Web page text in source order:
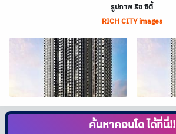
รูปภาพ ริช ซิตี้
RICH CITY images
ค้นหาคอนโดได้ที่นี่!!